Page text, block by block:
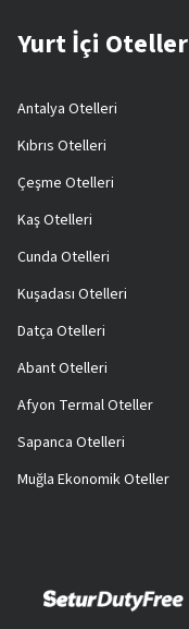
Yurt İçi Oteller
Antalya Otelleri
Kıbrıs Otelleri
Çeşme Otelleri
Kaş Otelleri
Cunda Otelleri
Kuşadası Otelleri
Datça Otelleri
Abant Otelleri
Afyon Termal Oteller
Sapanca Otelleri
Muğla Ekonomik Oteller